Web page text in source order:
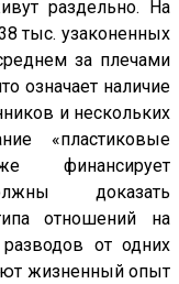
раздельно. На
тыс. узаконенных
за плечами
означает наличие
и нескольких
«пластиковые
финансирует
доказать
отношений на
от одних
жизненный опыт